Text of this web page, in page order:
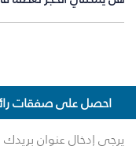
احصل على صفقات